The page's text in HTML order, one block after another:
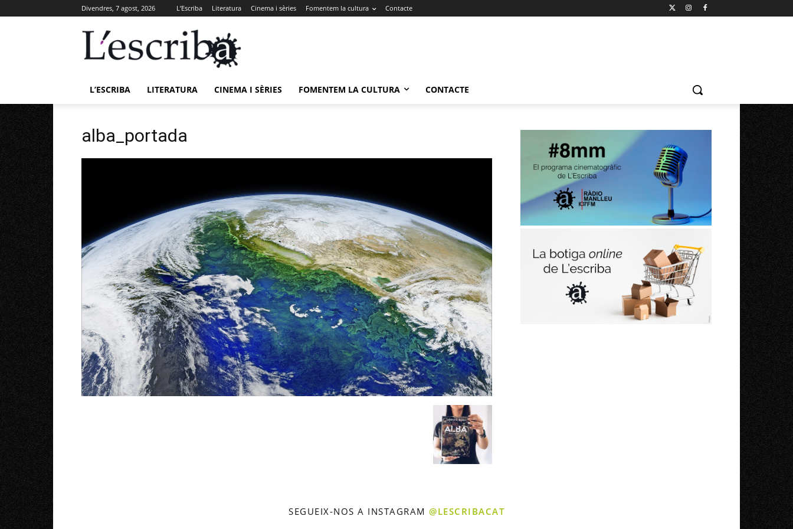
Divendres, 7 agost, 2026 L’Escriba Literatura Cinema i sèries Fomentem la cultura Contacte
L’ESCRIBA LITERATURA CINEMA I SÈRIES FOMENTEM LA CULTURA CONTACTE
alba_portada
SEGUEIX-NOS A INSTAGRAM @LESCRIBACAT